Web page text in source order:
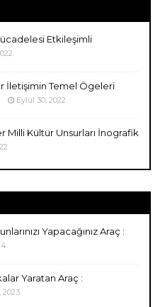
Etkileşimli
İletişimin Temel Ögeleri
Eylül 30, 2022
Milli Kültür Unsurları İnografik
Yapacağınız Araç :
Yaratan Araç :
2023